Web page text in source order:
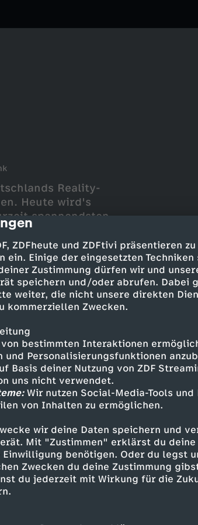
ZDFheute und ZDFtivi präsentieren
ein. Einige der eingesetzten
Zustimmung dürfen wir und
speichern und/oder abrufen. Dabei
weiter, die nicht unsere direkten
kommerziellen Zwecken.
bestimmten Interaktionen
und Personalisierungsfunktionen
deiner Nutzung von ZDF
uns nicht verwendet.
Wir nutzen Social-Media-Tools und
von Inhalten zu ermöglichen.
wir deine Daten speichern und
Mit "Zustimmen" erklärst du deine
benötigen. Oder du legst
Zwecken du deine Zustimmung
du jederzeit mit Wirkung für die
Reality-
Heute wird's
spannendsten
Untertitel World Wide